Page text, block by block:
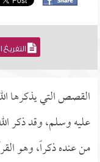
القصص التي يذكرها
عليه وسلم، وقد ذكر
من عنده ذكراً، وهو